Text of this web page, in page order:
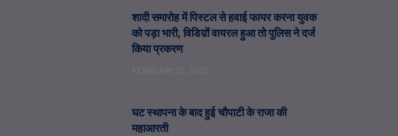
शादी समारोह में पिस्टल से हवाई फायर करना युवक
को पड़ा भारी, विडिय़ों वायरल हुआ तो पुलिस ने दर्ज
किया प्रकरण
घट स्थापना के बाद हुई चौपाटी के राजा की
महाआरती